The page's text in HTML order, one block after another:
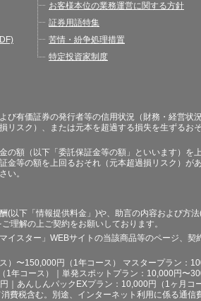
お客様本位の業務運営に関する方針
証券用語特集
苦情・紛争処理措置
特定投資家制度
び有価証券の発行者等の信用状況（財務・経営状
スク）、または元本を超過する損失を生ずるお
額（以下「委託保証金等の額」といいます）を
金等の額を上回るおそれ（元本超過損リスク）が
い。
以下「情報提供料金」)や、助言の内容および方
理解の上ご契約をお願いしております。
スター」WEBサイトの当該商品等のページ、契
〜150,000円（1年コース） マスタープラン：
年コース）｜単発スポットプラン：10,000円〜
｜あんしんパックEXプラン：10,000円（1ヶ月コ
費税含む。別途、インターネット利用に係る通信